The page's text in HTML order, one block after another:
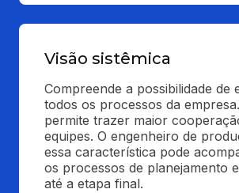
Visão sistêmica
Compreende a possibilidade de
todos os processos da
permite trazer maior
equipes. O engenheiro de
essa característica pode
os processos de planejamento
até a etapa final.